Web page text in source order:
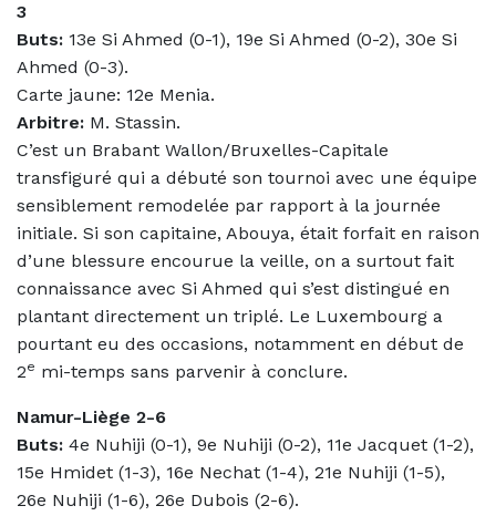
3
Buts: 13e Si Ahmed (0-1), 19e Si Ahmed (0-2), 30e Si
Ahmed (0-3).
Carte jaune: 12e Menia.
Arbitre: M. Stassin.
C’est un Brabant Wallon/Bruxelles-Capitale
transfiguré qui a débuté son tournoi avec une équipe
sensiblement remodelée par rapport à la journée
initiale. Si son capitaine, Abouya, était forfait en raison
d’une blessure encourue la veille, on a surtout fait
connaissance avec Si Ahmed qui s’est distingué en
plantant directement un triplé. Le Luxembourg a
pourtant eu des occasions, notamment en début de
2e mi-temps sans parvenir à conclure.
Namur-Liège 2-6
Buts: 4e Nuhiji (0-1), 9e Nuhiji (0-2), 11e Jacquet (1-2),
15e Hmidet (1-3), 16e Nechat (1-4), 21e Nuhiji (1-5),
26e Nuhiji (1-6), 26e Dubois (2-6).